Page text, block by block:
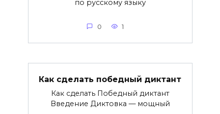
по русскому языку
0 1
Как сделать победный диктант
Как сделать Победный диктант
Введение Диктовка — мощный